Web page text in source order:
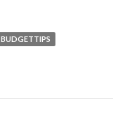
BUDGETTIPS